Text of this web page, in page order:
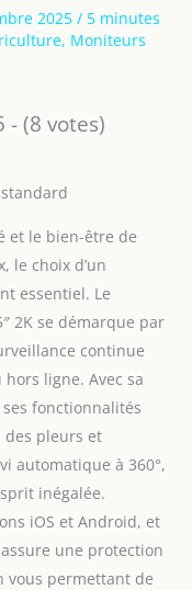
2025 / 5 minutes
, Moniteurs
- (8 votes)
et le bien-être de
le choix d’un
essentiel. Le
2K se démarque par
continue
hors ligne. Avec sa
fonctionnalités
des pleurs et
automatique à 360°,
inégalée.
iOS et Android, et
assure une protection
vous permettant de